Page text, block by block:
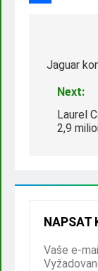
pro
Jaguar
Next:
Laurel
2,9
NAPSAT
Vaše e-